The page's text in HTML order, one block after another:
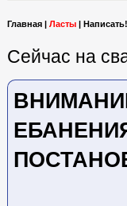
Главная | Ласты | Написать!
Сейчас на